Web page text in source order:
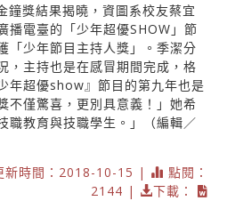
鐘獎結果揭曉，資圖系校友蔡宜
播電臺的「少年超優SHOW」節
「少年節目主持人獎」。季潔分
，主持也是在感冒期間完成，格
年超優show』節目的第九年也是
不僅驚喜，更別具意義！」她希
職教育與技職學生。」（編輯／
新時間：2018-10-15 |
點閱：
2144 |
下載：